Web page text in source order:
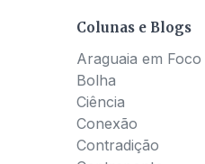
Colunas e Blogs
Araguaia em Foco
Bolha
Ciência
Conexão
Contradição